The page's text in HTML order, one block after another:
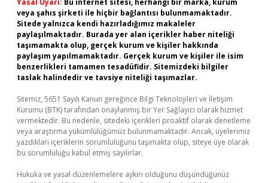
Yasal Uyarı: Bu internet sitesi, herhangi bir marka, kurum
veya şahıs şirketi ile hiçbir bağlantısı bulunmamaktadır.
Sitede yalnızca kendi hazırladığımız makaleler
paylaşılmaktadır. Burada yer alan içerikler haber niteliği
taşımamakta olup, gerçek kurum ve kişiler hakkında
paylaşım yapılmamaktadır. Gerçek kurum ve kişiler ile isim
benzerlikleri tamamen tesadüfidir. Sitemizdeki bilgiler
taslak halindedir ve tavsiye niteliği taşımazlar.
Sitemiz, 5651 Sayılı Kanun gereğince Bilgi Teknolojileri ve İletişim
Kurumu (BTK) tarafından onaylanmış bir Yer Sağlayıcı olarak hizmet
vermektedir. Bu nedenle, sitedeki içerikleri proaktif olarak denetleme
veya araştırma yükümlülüğümüz bulunmamaktadır. Ancak, üyelerimiz
yazdıkları içeriklerin sorumluluğunu taşımakta olup, siteye üye olarak
bu sorumluluğu kabul etmiş sayılırlar.
Hukuka ve yasal düzenlemelere aykırı olduğunu düşündüğünüz